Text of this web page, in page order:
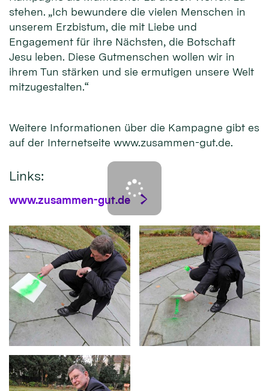
stehen. „Ich bewundere die vielen Menschen in
unserem Erzbistum, die mit Liebe und
Engagement für ihre Nächsten, die Botschaft
Jesu leben. Diese Gutmenschen wollen wir in
ihrem Tun stärken und sie ermutigen unsere Welt
mitzugestalten.“
Weitere Informationen über die Kampagne gibt es
auf der Internetseite www.zusammen-gut.de.
Links:
www.zusammen-gut.de